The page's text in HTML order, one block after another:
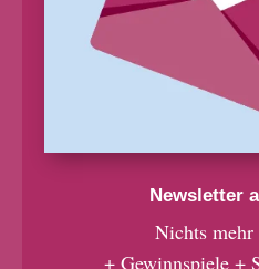
Newsletter
Nichts mehr
+ Gewinnspiele +